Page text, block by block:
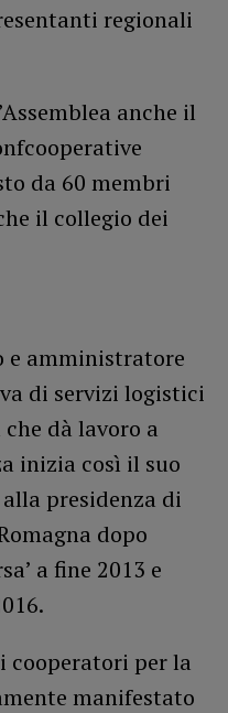
regionali
anche il
da 60 membri
il collegio dei
e amministratore
di servizi logistici
dà lavoro a
inizia così il suo
presidenza di
dopo
a fine 2013 e
cooperatori per la
manifestato